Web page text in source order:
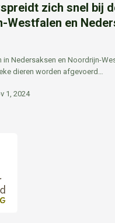
zich snel bij
Westfalen en
in Nedersaksen en Noordrijn-
dieren worden afgevoerd…
1, 2024